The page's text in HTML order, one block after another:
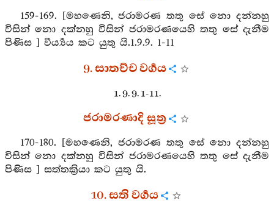
159-169. [මහණෙනි, ජරාමරණ තතු සේ නො දන්නහු
විසින් නො දක්නහු විසින් ජරාමරණයෙහි තතු සේ දැනීම
පිණිස ] වීර්‍ය්‍යය කට යුතු යි.1.9.9. 1-11
9. සාතච්ච වර්‍ගය
1. 9. 9. 1-11.
ජරාමරණාදි සූත්‍ර
170-180. [මහණෙනි, ජරාමරණ තතු සේ නො දන්නහු
විසින් නො දක්නහු විසින් ජරාමරණයෙහි තතු සේ දැනීම
පිණිස ] සත්තක්‍රියා කට යුතු යි.
10. සති වර්‍ගය